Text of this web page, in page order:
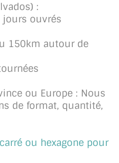
?
:
jours ouvrés
150km autour de
ou Europe : Nous
de format, quantité,
ou hexagone pour